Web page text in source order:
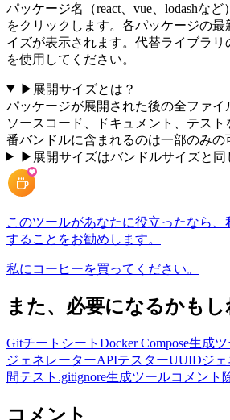
パッケージ名（react、vue、lodashなど
をクリックします。各パッケージの
イズが表示されます。代替ライブラ
を使用してください。
▶ 展開サイズとは？
パッケージが展開された後の全ファイ
ソースコード、ドキュメント、テス
番バンドルに含まれるのは一部のみの
▶ 展開サイズはバンドルサイズと同
このツールがあなたに役立ったなら
することをお勧めします。
私にコーヒーを買ってください。
また、必要になるかもし
Gitチートシート Docker Compose生成
ジェネレーターAPIテスターUUIDジェ
間テスト .gitignore生成ツールコメント
コメント